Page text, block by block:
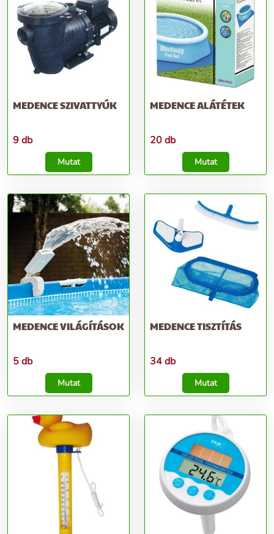
MEDENCE SZIVATTYÚK
9 db
Mutat
MEDENCE ALÁTÉTEK
20 db
Mutat
MEDENCE VILÁGÍTÁSOK
5 db
Mutat
MEDENCE TISZTÍTÁS
34 db
Mutat